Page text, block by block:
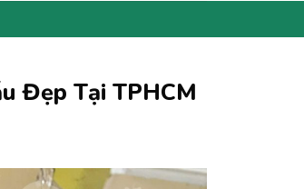
Đẹp Tại TPHCM